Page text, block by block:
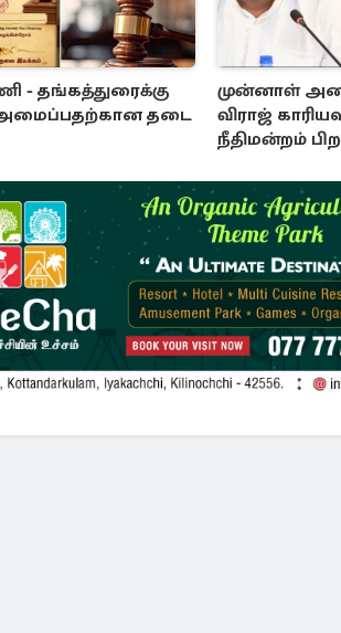
- தங்கத்துரைக்கு
தடை
முன்னாள்
விராஜ்
நீதிமன்றம்